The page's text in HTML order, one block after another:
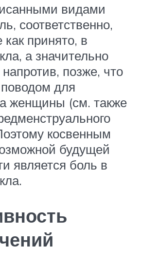
видами
соответственно,
как принято, в
а значительно
позже, что
для
женщины (см. также
косвенным
будущей
является боль в